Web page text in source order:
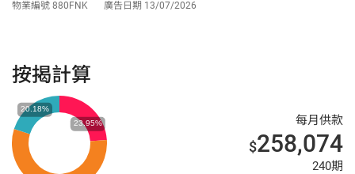
物業編號 880FNK 廣告日期 13/07/2026
按揭計算
每月供款
$258,074
240期